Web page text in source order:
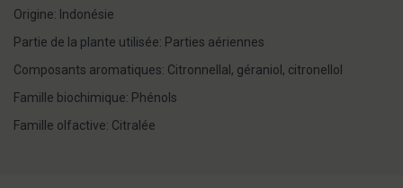
Origine: Indonésie
Partie de la plante utilisée: Parties aériennes
Composants aromatiques: Citronnellal, géraniol, citronellol
Famille biochimique: Phénols
Famille olfactive: Citralée